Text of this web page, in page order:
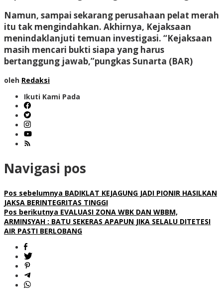
Namun, sampai sekarang perusahaan pelat merah
itu tak mengindahkan. Akhirnya, Kejaksaan
menindaklanjuti temuan investigasi. “Kejaksaan
masih mencari bukti siapa yang harus
bertanggung jawab,”pungkas Sunarta (BAR)
oleh Redaksi
Ikuti Kami Pada
Navigasi pos
Pos sebelumnya BADIKLAT KEJAGUNG JADI PIONIR HASILKAN
JAKSA BERINTEGRITAS TINGGI
Pos berikutnya EVALUASI ZONA WBK DAN WBBM,
ARMINSYAH : BATU SEKERAS APAPUN JIKA SELALU DITETESI
AIR PASTI BERLOBANG